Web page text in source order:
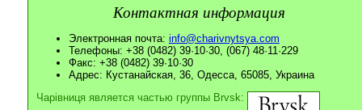
Контактная информация
Электронная почта: info@charivnytsya.com
Телефоны: +38 (0482) 39·10·30, (067) 48·11·229
Факс: +38 (0482) 39·10·30
Адрес: Кустанайская, 36, Одесса, 65085, Украина
Чарівниця является частью группы Brvsk: